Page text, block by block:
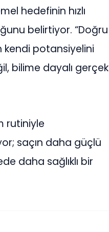
hedefinin hızlı
belirtiyor. “Doğru
kendi potansiyelini
bilime dayalı gerçek
rutiniyle
saçın daha güçlü
daha sağlıklı bir